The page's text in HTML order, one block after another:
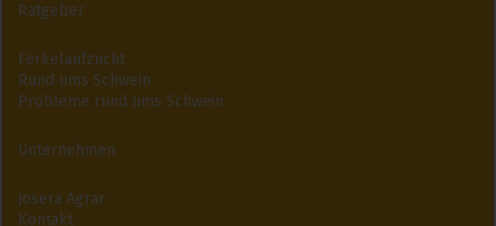
Ratgeber
Ferkelaufzucht
Rund ums Schwein
Probleme rund ums Schwein
Unternehmen
Josera Agrar
Kontakt